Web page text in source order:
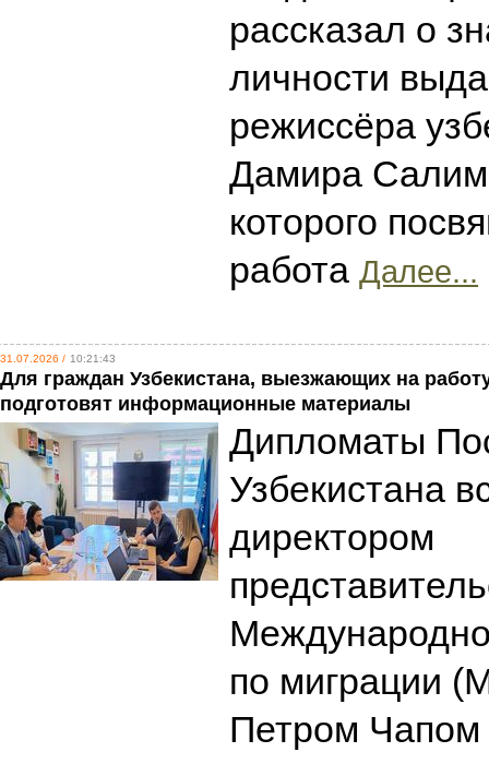
рассказал о
личности
режиссёра
Дамира
которого
работа Далее...
31.07.2026 / 10:21:43
Для граждан Узбекистана, выезжающих на
подготовят информационные материалы
Дипломаты
Узбекистана
директором
по миграции
Петром Чапом